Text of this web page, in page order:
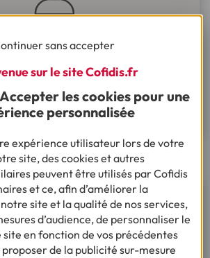
Téléphone ou mail
une invalidité totale ou un décès,
à assurance_mail@cofidis.fr.
sans accepter
sur le site Cofidis.fr
les cookies pour une
personnalisée
expérience utilisateur lors de votre
site, des cookies et autres
peuvent être utilisés par Cofidis
et ce, afin d’améliorer la
site et la qualité de nos services,
d’audience, de personnaliser le
en fonction de vos précédentes
de la publicité sur-mesure